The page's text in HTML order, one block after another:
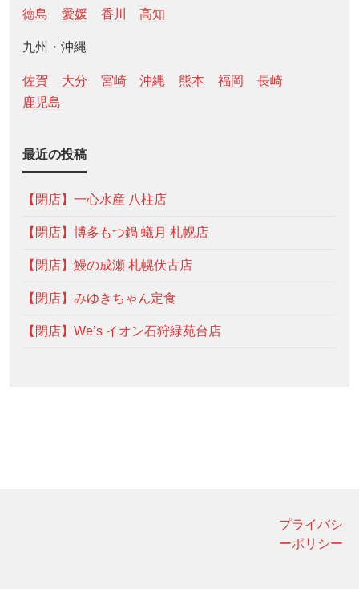
徳島 愛媛 香川 高知
九州・沖縄
佐賀 大分 宮崎 沖縄 熊本 福岡
長崎
鹿児島
最近の投稿
【閉店】一心水産 八柱店
【閉店】博多もつ鍋 蟻月 札幌店
【閉店】鰻の成瀬 札幌伏古店
【閉店】みゆきちゃん定食
【閉店】We’s イオン石狩緑苑台店
プライバシ
ーポリシー